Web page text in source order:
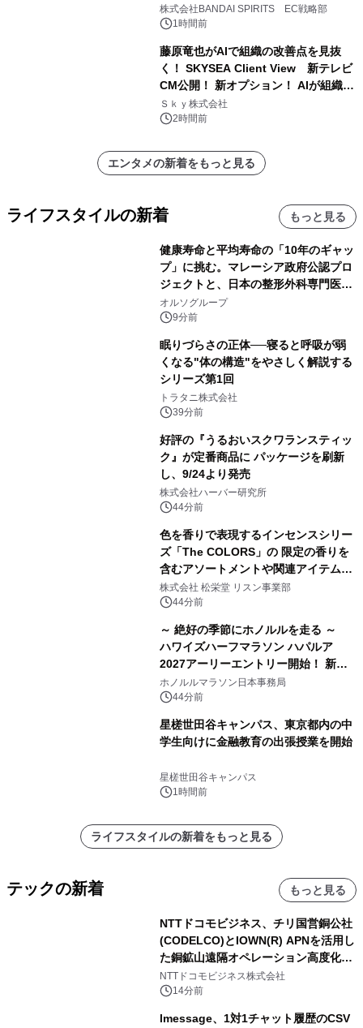
株式会社BANDAI SPIRITS EC戦略部
1時間前
藤原竜也がAIで組織の改善点を見抜
く！ SKYSEA Client View 新テレビ
CM公開！ 新オプション！ AIが組織の
業務実態を分析し労務改善を支援。 藤
原竜也メイキング動画公開 「もしAIが
る自信がある」「昨年の夏はカブトム
シを捕まえたり、虫と戦ったり…」
Ｓｋｙ株式会社
2時間前
エンタメの新着をもっと見る
ライフスタイルの新着 もっと見る
健康寿命と平均寿命の「10年のギャッ
プ」に挑む。マレーシア政府公認プロ
ジェクトと、日本の整形外科専門医が
サステナブルな「エシカル・ツバメの
巣」の共同臨床検証を開始
オルソグループ
9分前
眠りづらさの正体──寝ると呼吸が弱
くなる"体の構造"をやさしく解説する
シリーズ第1回
トラタニ株式会社
39分前
好評の『うるおいスクワランスティッ
ク』が定番商品に パッケージを刷新
し、9/24より発売
株式会社ハーバー研究所
44分前
色を香りで表現するインセンスシリー
ズ「The COLORS」の 限定の香りを
含むアソートメントや関連アイテムを
8月6日発売
株式会社 松栄堂 リスン事業部
44分前
～ 絶好の季節にホノルルを走る ～
ハワイズハーフマラソン ハパルア
2027アーリーエントリー開始！ 新カ
テゴリー「ハパルアIKI(イキ)」(約
13.4km)が登場
ホノルルマラソン日本事務局
44分前
星槎世田谷キャンパス、東京都内の中
学生向けに金融教育の出張授業を開始
星槎世田谷キャンパス
1時間前
ライフスタイルの新着をもっと見る
テックの新着 もっと見る
NTTドコモビジネス、チリ国営銅公社
(CODELCO)とIOWN(R) APNを活用し
た銅鉱山遠隔オペレーション高度化に
向けた調査・実証を開始
NTTドコモビジネス株式会社
14分前
lmessage、1対1チャット履歴のCSV